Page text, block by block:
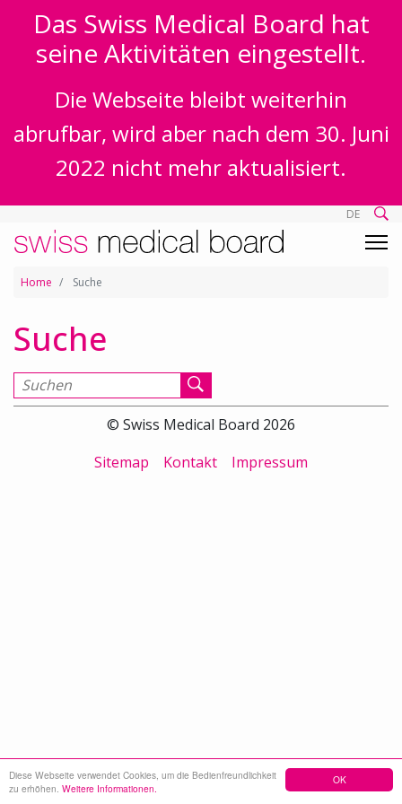
OK
Diese Webseite verwendet Cookies, um die Bedienfreundlichkeit
zu erhöhen. Weitere Informationen.
Das Swiss Medical Board hat
seine Aktivitäten eingestellt.
Die Webseite bleibt weiterhin
abrufbar, wird aber nach dem 30. Juni
2022 nicht mehr aktualisiert.
DE
Home Suche
Suche
Suchen nach
© Swiss Medical Board 2026
Sitemap
Kontakt Impressum